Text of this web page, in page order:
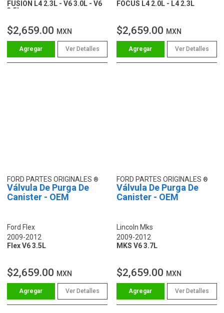
FUSION L4 2.3L - V6 3.0L - V6
3.5L
$2,659.00 MXN
Ver Detalles
FOCUS L4 2.0L - L4 2.3L
$2,659.00 MXN
Ver Detalles
FORD PARTES ORIGINALES
Válvula De Purga De
Canister - OEM
Ford Flex
2009-2012
Flex V6 3.5L
$2,659.00 MXN
Ver Detalles
FORD PARTES ORIGINALES
Válvula De Purga De
Canister - OEM
Lincoln Mks
2009-2012
MKS V6 3.7L
$2,659.00 MXN
Ver Detalles